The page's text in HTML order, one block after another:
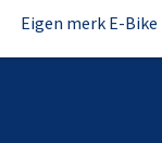
Eigen merk E-